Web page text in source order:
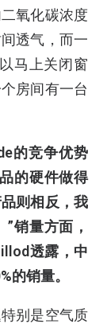
氧化碳浓度
透气，而一
马上关闭窗
房间有一台
的竞争优势
的硬件做得
则相反，我
销量方面，
透露，中
的销量。
别是空气质